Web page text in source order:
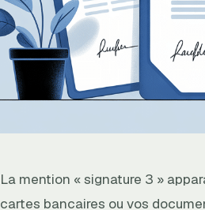
La mention « signature 3 »
cartes bancaires ou vos